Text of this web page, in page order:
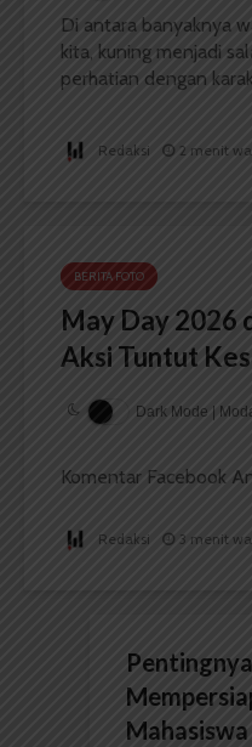
Di antara banyaknya
kita, kuning menjadi
perhatian dengan
Redaksi 2 menit
BERITA FOTO
May Day 2026
Aksi Tuntut
Dark Mode |
Komentar Facebook
Redaksi 3 menit
Pentingnya